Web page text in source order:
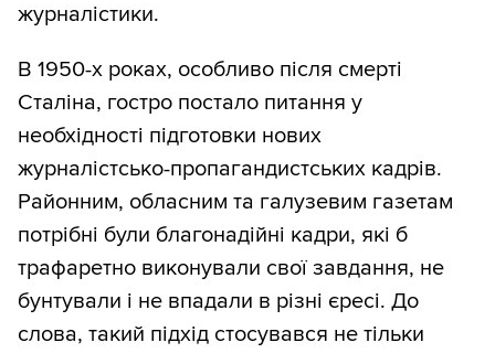
журналістики.
В 1950-х роках, особливо після смерті
Сталіна, гостро постало питання у
необхідності підготовки нових
журналістсько-пропагандистських кадрів.
Районним, обласним та галузевим газетам
потрібні були благонадійні кадри, які б
трафаретно виконували свої завдання, не
бунтували і не впадали в різні єресі. До
слова, такий підхід стосувався не тільки